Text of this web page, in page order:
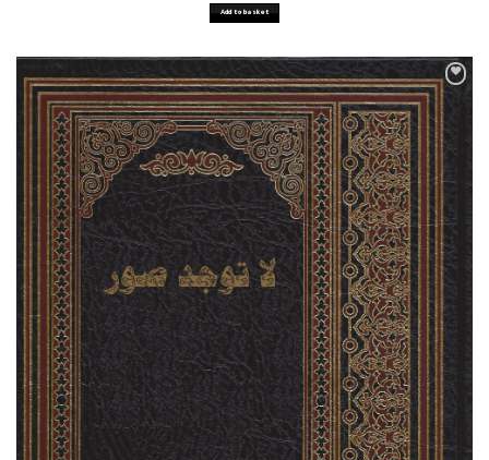
Add to basket